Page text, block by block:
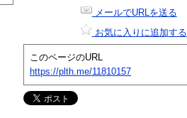
メールでURLを送る
お気に入りに追加する
このページのURL
https://plth.me/11810157